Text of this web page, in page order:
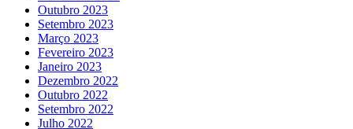
Outubro 2023
Setembro 2023
Março 2023
Fevereiro 2023
Janeiro 2023
Dezembro 2022
Outubro 2022
Setembro 2022
Julho 2022